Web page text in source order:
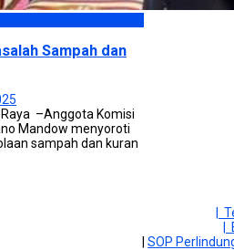
Sampah dan
–Anggota Komisi
Mandow menyoroti
sampah dan kuran
|
SOP